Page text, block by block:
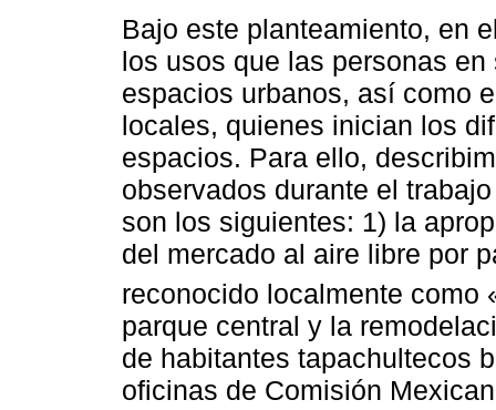
Bajo este planteamiento, en
los usos que las personas
espacios urbanos, así como
locales, quienes inician los
espacios. Para ello,
observados durante el
son los siguientes: 1) la
del mercado al aire libre por
reconocido localmente como
parque central y la
de habitantes tapachultecos
oficinas de Comisión